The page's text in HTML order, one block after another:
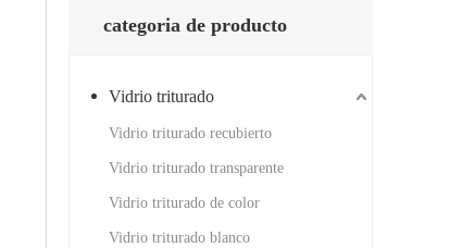
categoria de producto
Vidrio triturado
Vidrio triturado recubierto
Vidrio triturado transparente
Vidrio triturado de color
Vidrio triturado blanco